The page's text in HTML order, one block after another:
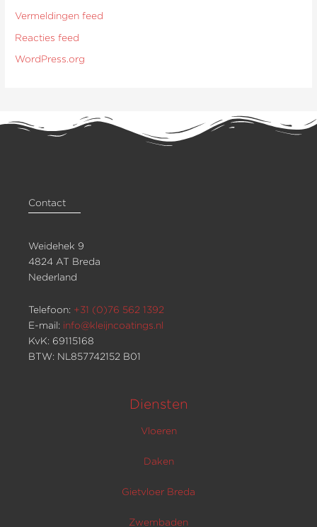
Vermeldingen feed
Reacties feed
WordPress.org
Contact
Weidehek 9
4824 AT Breda
Nederland
Telefoon: +31 (0)76 562 1392
E-mail: info@kleijncoatings.nl
KvK: 69115168
BTW: NL857742152 B01
Diensten
Vloeren
Daken
Gietvloer Breda
Zwembaden